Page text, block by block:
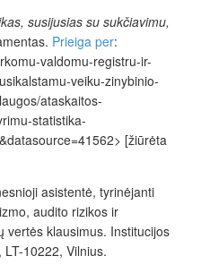
susijusias su sukčiavimu,
Prieiga per:
valdomu-registru-ir-
veiku-zinybinio-
ataskaitos-
statistika-
[žiūrėta
asistentė, tyrinėjanti
audito rizikos ir
vertės klausimus. Institucijos
10222, Vilnius.